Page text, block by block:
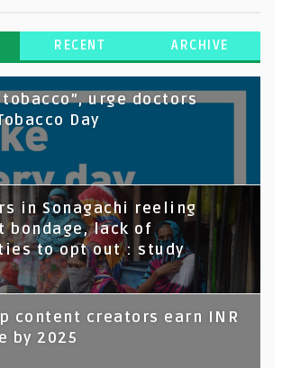
RECENT ARCHIVE
tobacco”, urge doctors
Day
in Sonagachi reeling
bondage, lack of
to opt out : study
content creators earn INR
by 2025